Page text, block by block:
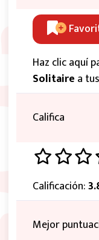
Haz clic aquí
Solitaire a
Califica
Calificación:
Mejor